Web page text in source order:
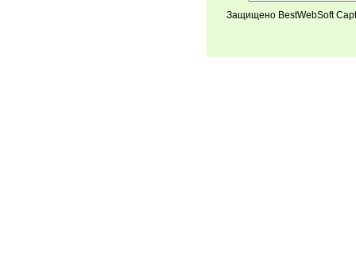
Защищено BestWebSoft